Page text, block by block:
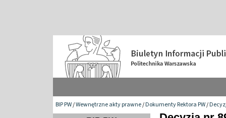
BIP PW/Wewnętrzne akty prawne/Dokumenty Rektora PW/